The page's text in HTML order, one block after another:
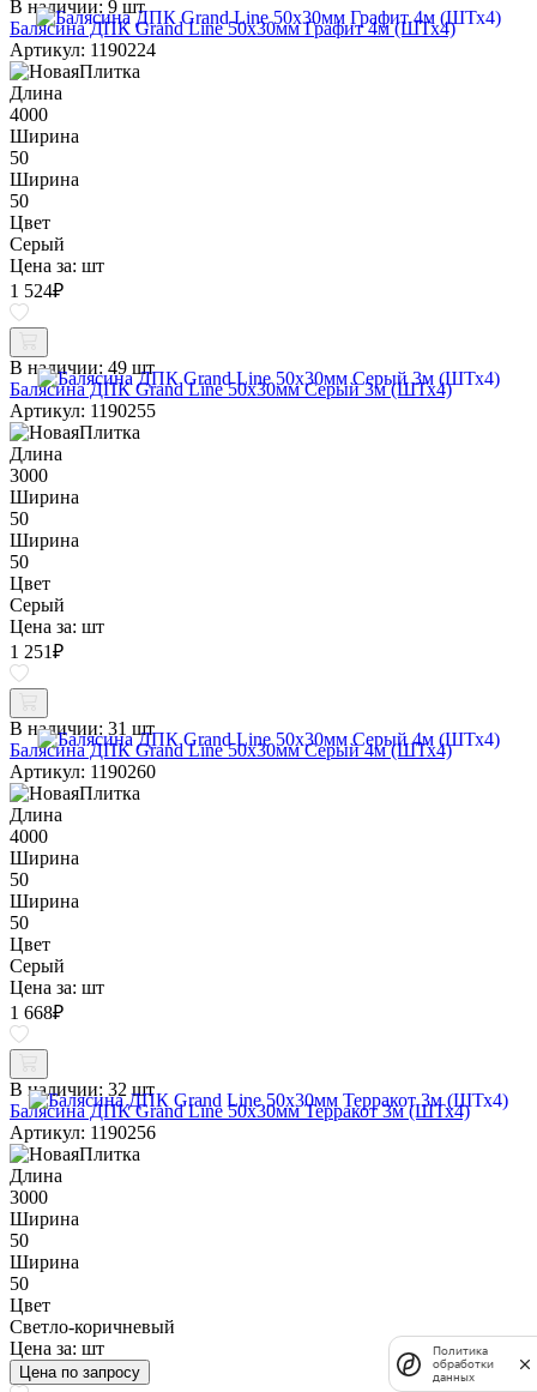
В наличии: 9 шт
Балясина ДПК Grand Line 50х30мм Графит 4м (ШТх4)
Артикул: 1190224
Длина
4000
Ширина
50
Ширина
50
Цвет
Серый
Цена за: шт
1 524₽
В наличии: 49 шт
Балясина ДПК Grand Line 50х30мм Серый 3м (ШТх4)
Артикул: 1190255
Длина
3000
Ширина
50
Ширина
50
Цвет
Серый
Цена за: шт
1 251₽
В наличии: 31 шт
Балясина ДПК Grand Line 50х30мм Серый 4м (ШТх4)
Артикул: 1190260
Длина
4000
Ширина
50
Ширина
50
Цвет
Серый
Цена за: шт
1 668₽
В наличии: 32 шт
Балясина ДПК Grand Line 50х30мм Терракот 3м (ШТх4)
Артикул: 1190256
Длина
3000
Ширина
50
Ширина
50
Цвет
Светло-коричневый
Цена за: шт
Цена по запросу
Политика
обработки
данных